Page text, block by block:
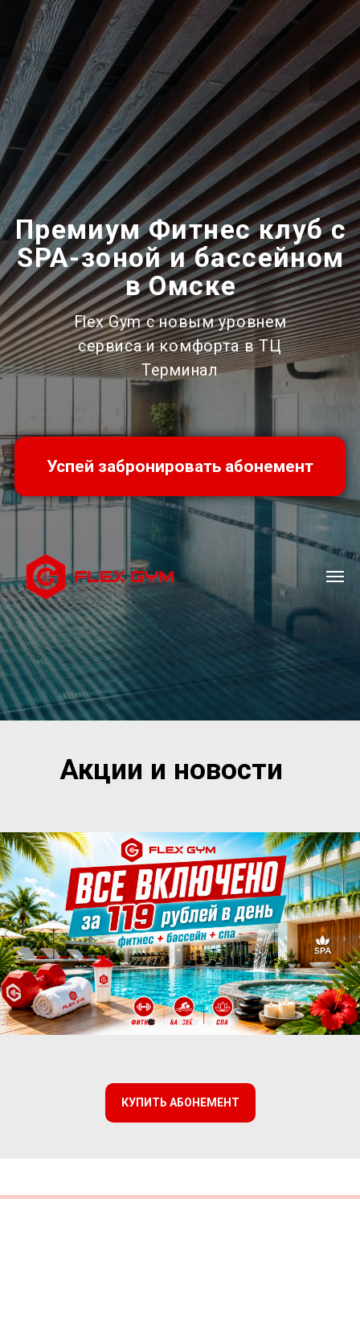
Премиум Фитнес клуб с
SPA-зоной и бассейном
в Омске
Flex Gym с новым уровнем
сервиса и комфорта в ТЦ
Терминал
Успей забронировать абонемент
Акции и новости
КУПИТЬ АБОНЕМЕНТ